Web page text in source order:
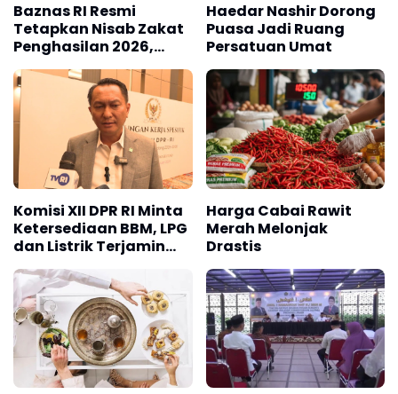
Baznas RI Resmi
Tetapkan Nisab Zakat
Penghasilan 2026,
Berikut Penjelasannya
Haedar Nashir Dorong
Puasa Jadi Ruang
Persatuan Umat
Komisi XII DPR RI Minta
Ketersediaan BBM, LPG
dan Listrik Terjamin
Jelang Imlek dan
Ramadan
Harga Cabai Rawit
Merah Melonjak
Drastis